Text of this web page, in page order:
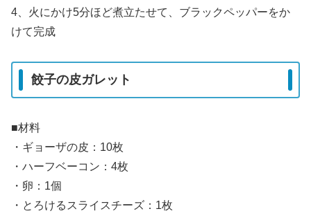
4、火にかけ5分ほど煮立たせて、ブラックペッパーをか
けて完成
餃子の皮ガレット
■材料
・ギョーザの皮：10枚
・ハーフベーコン：4枚
・卵：1個
・とろけるスライスチーズ：1枚